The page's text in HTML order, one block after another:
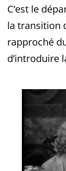
C’est le
la transition
rapproché
d’introduire